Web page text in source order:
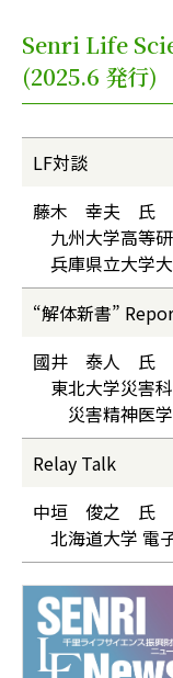
Senri Life
(2025.6 発行)
LF対談
藤木 幸夫 氏
九州大学高等
兵庫県立大学
“解体新書”
國井 泰人 氏
東北大学災害
災害精神医学
Relay Talk
中垣 俊之 氏
北海道大学 電